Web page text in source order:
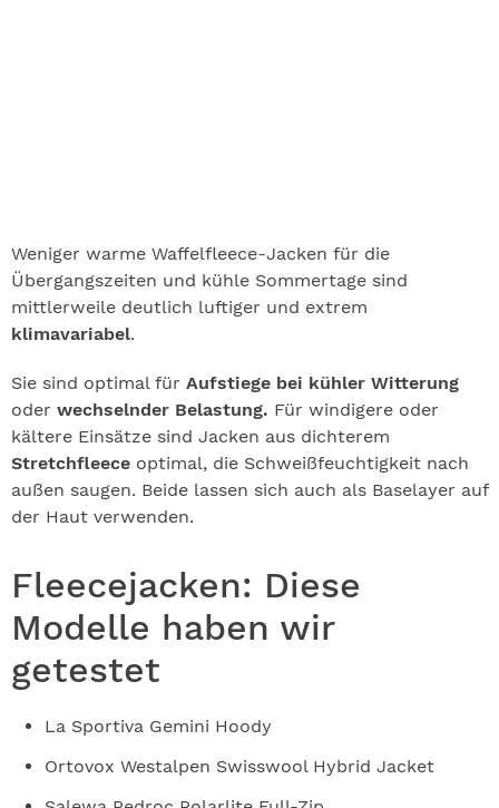
Weniger warme Waffelfleece-Jacken für die
Übergangszeiten und kühle Sommertage sind
mittlerweile deutlich luftiger und extrem
klimavariabel.
Sie sind optimal für Aufstiege bei kühler Witterung
oder wechselnder Belastung. Für windigere oder
kältere Einsätze sind Jacken aus dichterem
Stretchfleece optimal, die Schweißfeuchtigkeit nach
außen saugen. Beide lassen sich auch als Baselayer auf
der Haut verwenden.
Fleecejacken: Diese
Modelle haben wir
getestet
La Sportiva Gemini Hoody
Ortovox Westalpen Swisswool Hybrid Jacket